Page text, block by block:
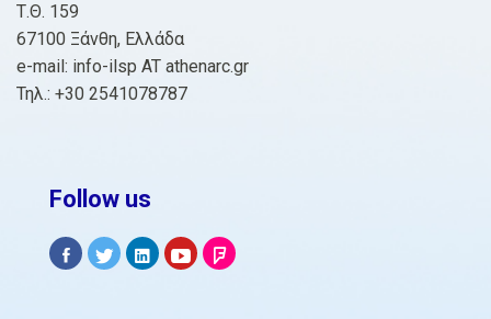
Τ.Θ. 159
67100 Ξάνθη, Ελλάδα
e-mail: info-ilsp AT athenarc.gr
Τηλ.: +30 2541078787
Follow us